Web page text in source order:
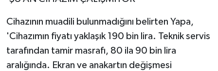
Cihazının muadili bulunmadığını belirten Yapa,
'Cihazımın fiyatı yaklaşık 190 bin lira. Teknik servis
tarafından tamir masrafı, 80 ila 90 bin lira
aralığında. Ekran ve anakartın değişmesi